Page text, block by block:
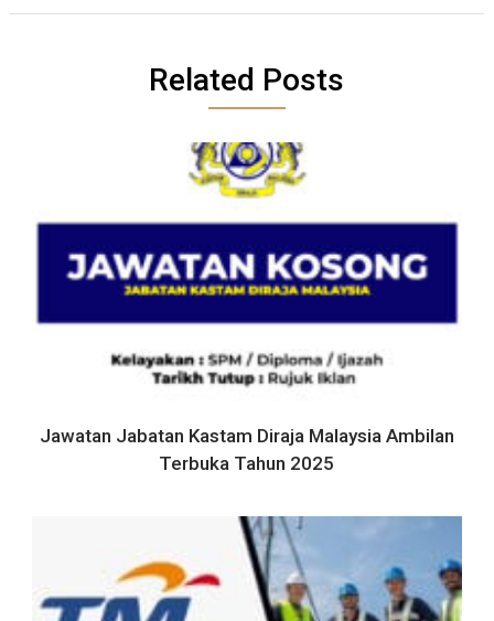
Related Posts
Jawatan Jabatan Kastam Diraja Malaysia Ambilan
Terbuka Tahun 2025